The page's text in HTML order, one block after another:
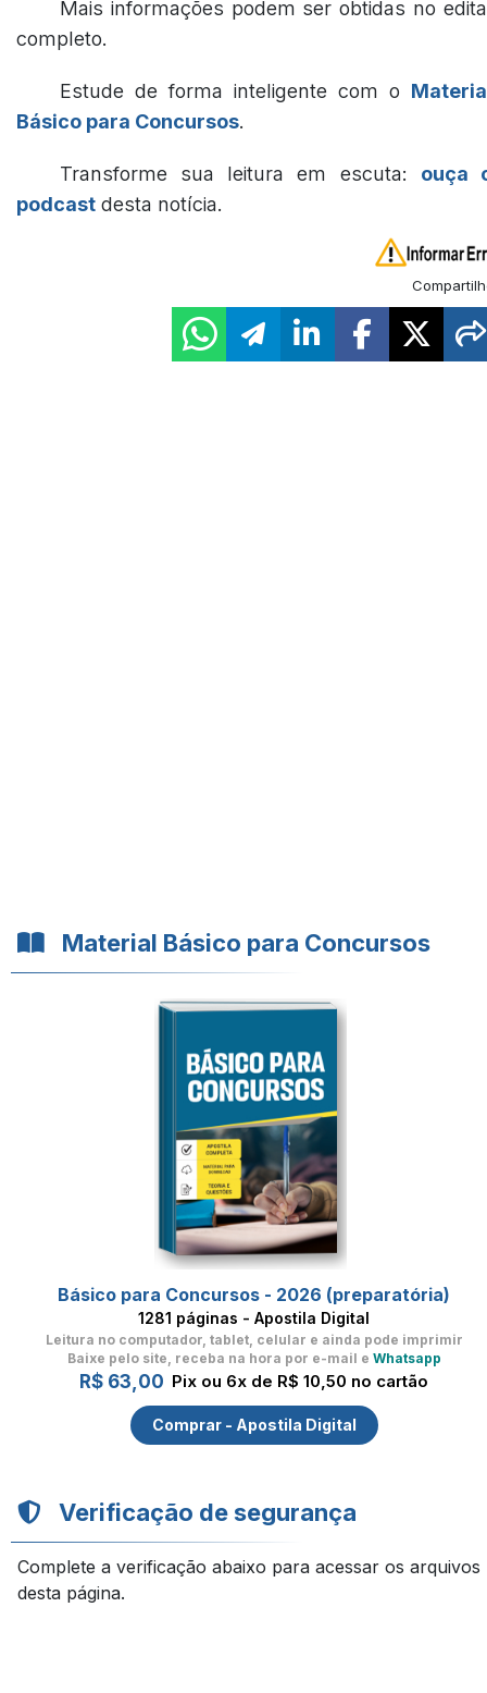
Mais informações podem ser obtidas no
completo.
Estude de forma inteligente com o
Básico para Concursos.
Transforme sua leitura em escuta: ouça
podcast desta notícia.
Material Básico para Concursos
Básico para Concursos - 2026 (preparatória)
1281 páginas - Apostila Digital
Leitura no computador, tablet, celular e ainda pode imprimir
Baixe pelo site, receba na hora por e-mail e Whatsapp
R$ 63,00 Pix ou 6x de R$ 10,50 no cartão
Comprar - Apostila Digital
Verificação de segurança
Complete a verificação abaixo para acessar os arquivos
desta página.